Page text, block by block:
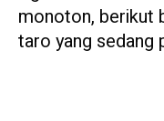
monoton, berikut
taro yang sedang